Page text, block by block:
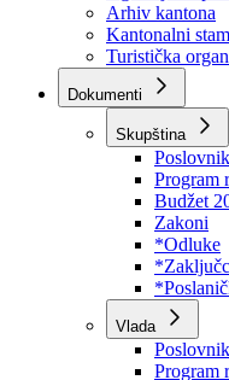
BPK šume
RTV
Agencija za
Arhiv kantona
Kantonalni
Turistička
Dokumenti
Skupština
Poslovnik
Program
Budžet
Zakoni
*Odluke
*Zaključci